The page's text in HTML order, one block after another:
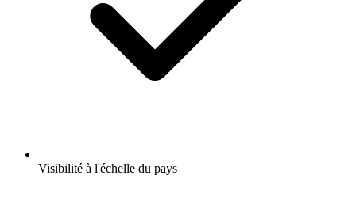
Visibilité à l'échelle du pays